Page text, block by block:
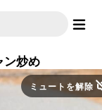
ン炒め
ミュートを解除